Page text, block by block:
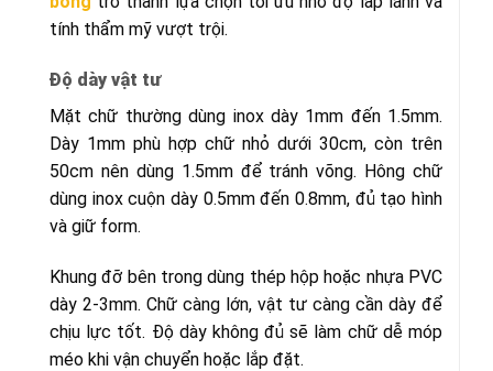
tính thẩm mỹ vượt trội.
Độ dày vật tư
Mặt chữ thường dùng inox dày 1mm đến 1.5mm.
Dày 1mm phù hợp chữ nhỏ dưới 30cm, còn trên
50cm nên dùng 1.5mm để tránh võng. Hông chữ
dùng inox cuộn dày 0.5mm đến 0.8mm, đủ tạo hình
và giữ form.
Khung đỡ bên trong dùng thép hộp hoặc nhựa PVC
dày 2-3mm. Chữ càng lớn, vật tư càng cần dày để
chịu lực tốt. Độ dày không đủ sẽ làm chữ dễ móp
méo khi vận chuyển hoặc lắp đặt.